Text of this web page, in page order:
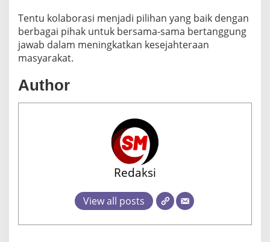
Tentu kolaborasi menjadi pilihan yang baik dengan
berbagai pihak untuk bersama-sama bertanggung
jawab dalam meningkatkan kesejahteraan
masyarakat.
Author
Redaksi
View all posts